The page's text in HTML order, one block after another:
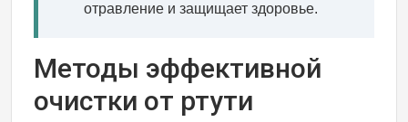
отравление и защищает здоровье.
Методы эффективной
очистки от ртути